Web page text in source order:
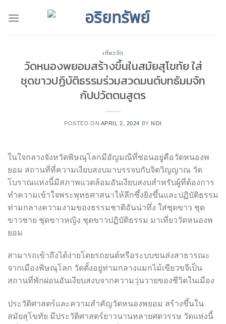
เที่ยววัด
วัดหนองพยอมสร้างขึ้นในสมัยสุโขทัย ใส่
ชุดขาวปฏิบัติธรรมร่วมสวดมนต์บทธัมมจัก
กัปปวัตตนสูตร
POSTED ON APRIL 2, 2024 BY NOI
ในใจกลางจังหวัดพิษณุโลกมีอัญมณีที่ซ่อนอยู่คือวัดหนองพ
ยอม สถานที่ที่ความเงียบสงบมาบรรจบกับจิตวิญญาณ วัด
โบราณแห่งนี้มีสภาพแวดล้อมอันเงียบสงบสำหรับผู้ที่ต้องการ
ทำความเข้าใจพระพุทธศาสนาให้ลึกซึ้งยิ่งขึ้นและปฏิบัติธรรม
ท่ามกลางความงามของธรรมชาติอันน่าทึ่ง ใส่ชุดขาว ชุด
ขาวชาย ชุดขาวหญิง ชุดขาวปฏิบัติธรรม มาเที่ยววัดหนองพ
ยอม
สามารถเข้าถึงได้ง่ายโดยรถยนต์หรือระบบขนส่งสาธารณะ
จากเมืองพิษณุโลก วัดตั้งอยู่ท่ามกลางแมกไม้เขียวขจีเป็น
สถานที่พักผ่อนอันเงียบสงบจากความวุ่นวายของชีวิตในเมือง
ประวัติศาสตร์และความสำคัญวัดหนองพยอม สร้างขึ้นใน
สมัยสุโขทัย มีประวัติศาสตร์ยาวนานหลายศตวรรษ วัดแห่งนี้